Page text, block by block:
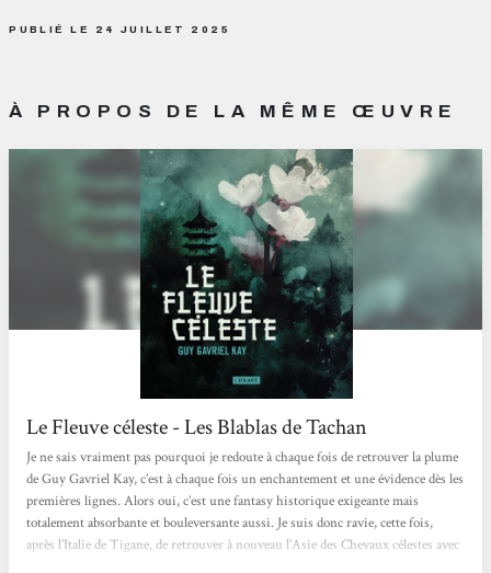
PUBLIÉ LE 24 JUILLET 2025
À PROPOS DE LA MÊME ŒUVRE
Le Fleuve céleste - Les Blablas de Tachan
Je ne sais vraiment pas pourquoi je redoute à chaque fois de retrouver la plume
de Guy Gavriel Kay, c’est à chaque fois un enchantement et une évidence dès les
premières lignes. Alors oui, c’est une fantasy historique exigeante mais
totalement absorbante et bouleversante aussi. Je suis donc ravie, cette fois,
après l’Italie de Tigane, de retrouver à nouveau l’Asie des Chevaux célestes avec